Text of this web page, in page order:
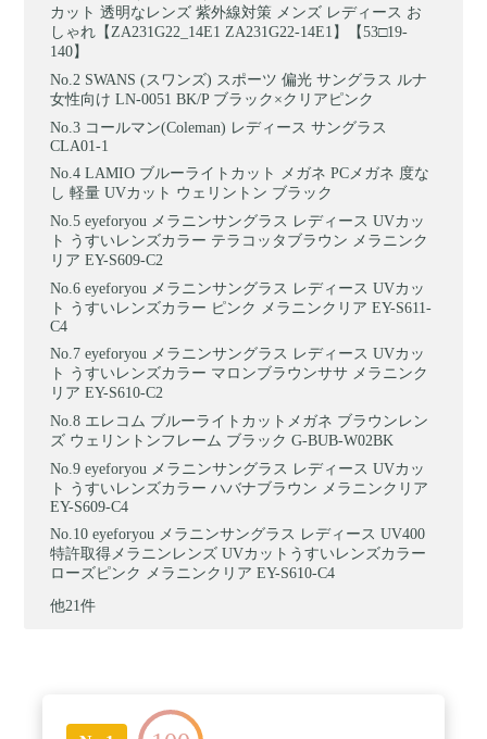
カット 透明なレンズ 紫外線対策 メンズ レディース お
しゃれ【ZA231G22_14E1 ZA231G22-14E1】【53□19-
140】
SWANS (スワンズ) スポーツ 偏光 サングラス ルナ
女性向け LN-0051 BK/P ブラック×クリアピンク
コールマン(Coleman) レディース サングラス
CLA01-1
LAMIO ブルーライトカット メガネ PCメガネ 度な
し 軽量 UVカット ウェリントン ブラック
eyeforyou メラニンサングラス レディース UVカッ
ト うすいレンズカラー テラコッタブラウン メラニンク
リア EY-S609-C2
eyeforyou メラニンサングラス レディース UVカッ
ト うすいレンズカラー ピンク メラニンクリア EY-S611-
C4
eyeforyou メラニンサングラス レディース UVカッ
ト うすいレンズカラー マロンブラウンササ メラニンク
リア EY-S610-C2
エレコム ブルーライトカットメガネ ブラウンレン
ズ ウェリントンフレーム ブラック G-BUB-W02BK
eyeforyou メラニンサングラス レディース UVカッ
ト うすいレンズカラー ハバナブラウン メラニンクリア
EY-S609-C4
eyeforyou メラニンサングラス レディース UV400
特許取得メラニンレンズ UVカットうすいレンズカラー
ローズピンク メラニンクリア EY-S610-C4
他21件